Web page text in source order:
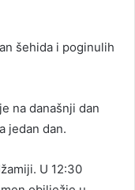
šehida i poginulih
na današnji dan
jedan dan.
U 12:30